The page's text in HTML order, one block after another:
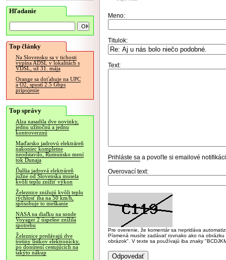
Hľadanie
Top články
Na Slovensku sa v tichosti
vypína ADSL v lokalitách s
VDSL, už 31. mája
Orange sa doťahuje na UPC
a O2, spustí 2.5 Gbps
pripojenie
Top správy
Alza nasadila dve novinky,
jednu užitočnú a jednu
kontroverznú
Maďarsko jadrovú elektráreň
nakoniec kompletne
neodstavilo, Rumunsko mení
tok Dunaja
Ďalšia jadrová elektráreň
južne od Slovenska musela
kvôli teplu znížiť výkon
Železnice znižujú kvôli teplu
rýchlosť iba na 50 km/h,
spôsobuje to meškanie
NASA na diaľku na sonde
Voyager 2 úspešne znížila
spotrebu
Železnice predávajú dve
tretiny lístkov elektronicky,
po donútení cestujúcich na
takýto nákup
Meno:
Titulok:
Text:
Prihláste sa a povoľte si emailové
Overovací text:
Pre overenie, že komentár sa nepridáva
Písmená musíte zadávať rovnako ako na
obrázok". V texte sa používajú iba znaky